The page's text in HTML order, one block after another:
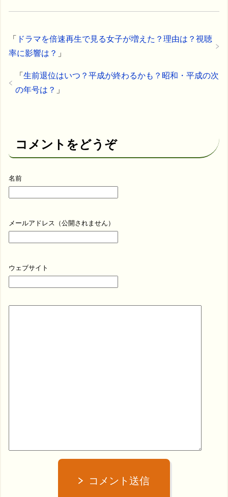
「
ドラマを倍速再生で見る女子が増えた？理由は？視聴
率に影響は？ 」
「 生前退位はいつ？平成が終わるかも？昭和・平成の次
の年号は？ 」
コメントをどうぞ
名前
メールアドレス（公開されません）
ウェブサイト
コメント送信